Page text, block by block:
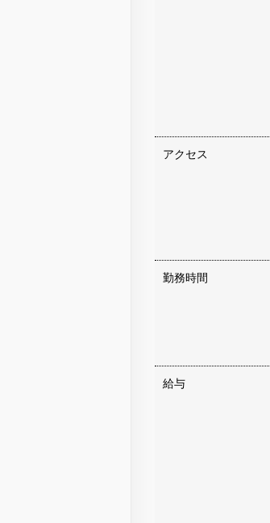
アクセス
勤務時間
給与